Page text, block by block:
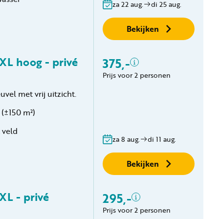
Volg ons op social media
za 22 aug. di 25 aug.
Bekijken
hoog - privé
met vrij uitzicht.
m²)
375,-
Inclusief
Privé sanitair
Geen boekingskosten
Prijs voor 2 personen
za 8 aug. di 11 aug.
Bekijken
- privé 295,-
Inclusief
Prijs voor 2 personen